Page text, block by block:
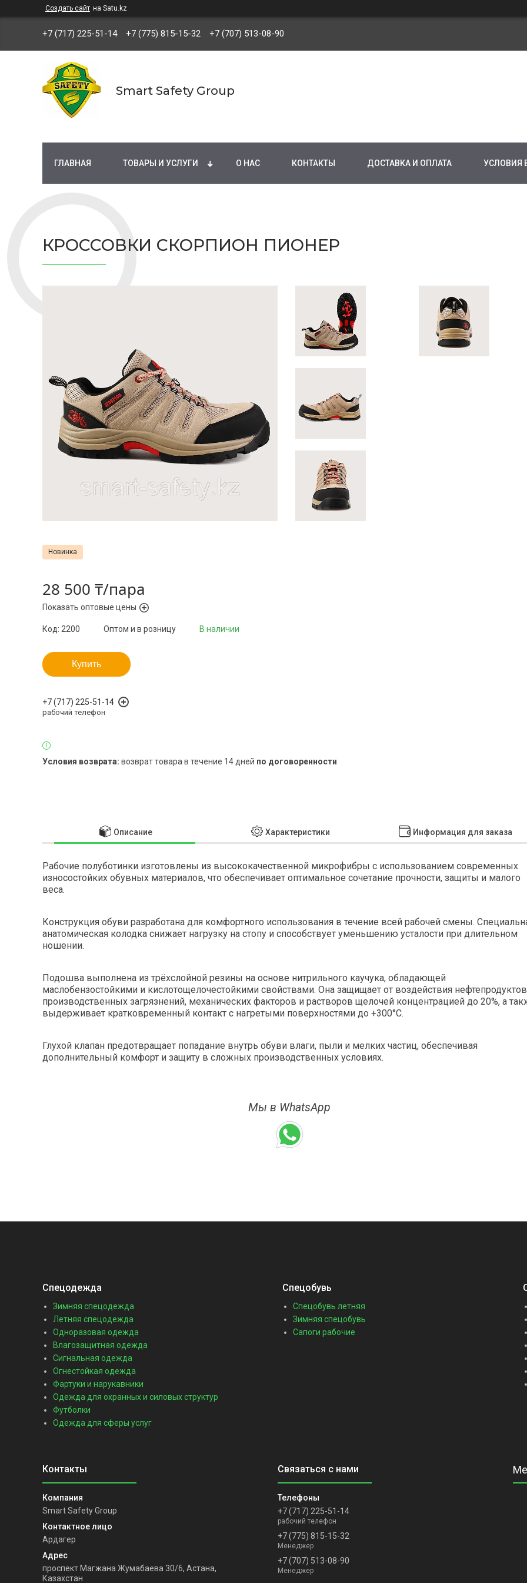
Создать сайт на Satu.kz
+7 (717) 225-51-14 +7 (775) 815-15-32 +7 (707) 513-08-90
Smart Safety Group
ГЛАВНАЯ ТОВАРЫ И УСЛУГИ О НАС КОНТАКТЫ ДОСТАВКА И ОПЛАТА УСЛОВИЯ
КРОССОВКИ СКОРПИОН ПИОНЕР
Новинка
28 500 ₸/пара
Показать оптовые цены
В наличии
Оптом и в розницу
Код: 2200
Купить
+7 (717) 225-51-14
рабочий телефон
возврат товара в течение 14 дней по договоренности
Описание Характеристики Информация для заказа
Рабочие полуботинки изготовлены из высококачественной микрофибры с использованием современных
износостойких обувных материалов, что обеспечивает оптимальное сочетание прочности, защиты и малого
веса.
Конструкция обуви разработана для комфортного использования в течение всей рабочей смены.
анатомическая колодка снижает нагрузку на стопу и способствует уменьшению усталости при длительном
ношении.
Подошва выполнена из трёхслойной резины на основе нитрильного каучука, обладающей
маслобензостойкими и кислотощелочестойкими свойствами. Она защищает от воздействия
производственных загрязнений, механических факторов и растворов щелочей концентрацией до 20%, а
выдерживает кратковременный контакт с нагретыми поверхностями до +300°С.
Глухой клапан предотвращает попадание внутрь обуви влаги, пыли и мелких частиц, обеспечивая
дополнительный комфорт и защиту в сложных производственных условиях.
Мы в WhatsApp
Спецодежда
Зимняя спецодежда
Летняя спецодежда
Одноразовая одежда
Влагозащитная одежда
Сигнальная одежда
Огнестойкая одежда
Фартуки и нарукавники
Одежда для охранных и силовых структур
Футболки
Одежда для сферы услуг
Спецобувь
Спецобувь летняя
Зимняя спецобувь
Сапоги рабочие
Smart Safety Group
Ардагер
проспект Магжана Жумабаева 30/6, Астана,
Казахстан
+7 (717) 225-51-14
рабочий телефон
+7 (775) 815-15-32
Менеджер
+7 (707) 513-08-90
Менеджер